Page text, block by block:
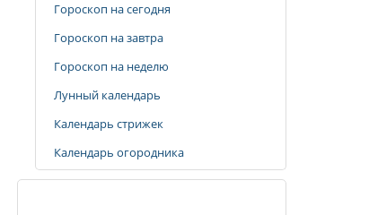
Гороскоп на сегодня
Гороскоп на завтра
Гороскоп на неделю
Лунный календарь
Календарь стрижек
Календарь огородника